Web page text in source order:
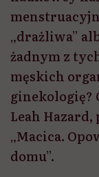
„drażliwa”
żadnym z
męskich
ginekologię?
Leah
„Macica.
domu”.